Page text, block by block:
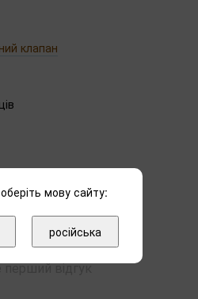
клапан
відгук
мову сайту:
російська